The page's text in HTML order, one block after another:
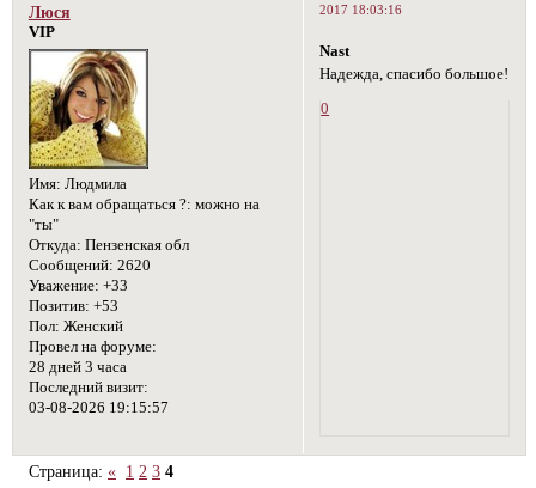
2017 18:03:16
Люся
VIP
Имя: Людмила
Как к вам обращаться ?: можно на
"ты"
Откуда: Пензенская обл
Сообщений: 2620
Уважение: +33
Позитив: +53
Пол: Женский
Провел на форуме:
28 дней 3 часа
Последний визит:
03-08-2026 19:15:57
Nast
Надежда, спасибо большое!
0
Страница:« 1 2 3 4